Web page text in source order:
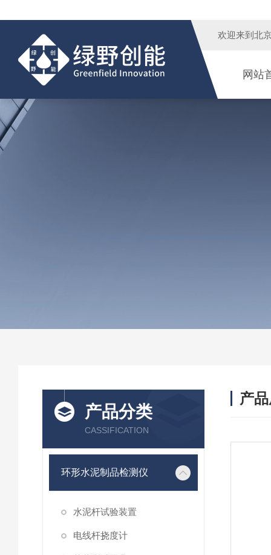
欢迎来到 北
网站
产品分类
CASSIFICATION
环形水泥制品检测仪
水泥杆试验装置
电线杆挠度计
产